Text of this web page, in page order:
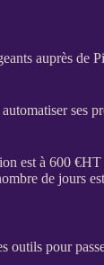
auprès de
ses
est à 600 €HT
de jours
outils pour